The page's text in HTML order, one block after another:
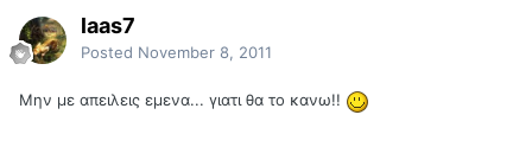
laas7
Posted November 8, 2011
Μην με απειλεις εμενα... γιατι θα το κανω!!